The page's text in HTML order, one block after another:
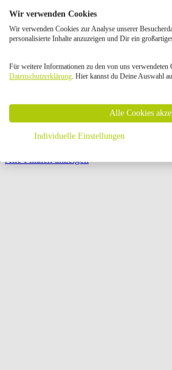
{{
{{ store.label }}
Ausgewählt Auswählen Öffnungszeiten
Öffnungszeiten:
Seite {{ pagination.page }} von {{
Alle Filialen anzeigen
Wir verwenden Cookies
Wir verwenden Cookies zur Analyse unserer
personalisierte Inhalte anzuzeigen und Dir ein
Für weitere Informationen zu den von uns verwendeten
Datenschutzerklärung. Hier kannst du Deine Auswahl
Alle Cookies
Individuelle Einstellungen